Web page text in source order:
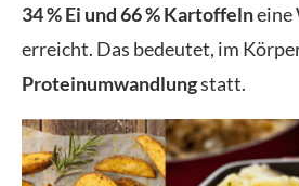
34 % Ei und 66 % Kartoffelneine
erreicht. Das bedeutet, im
Proteinumwandlungstatt.